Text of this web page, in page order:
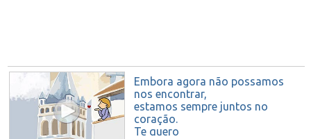
Embora agora não possamos
nos encontrar,
estamos sempre juntos no
coração.
Te quero